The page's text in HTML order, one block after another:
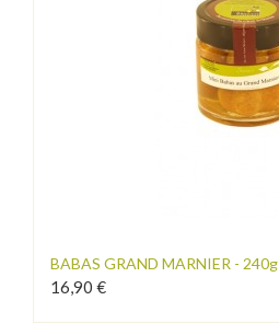
BABAS GRAND MARNIER - 240g
16,90 €